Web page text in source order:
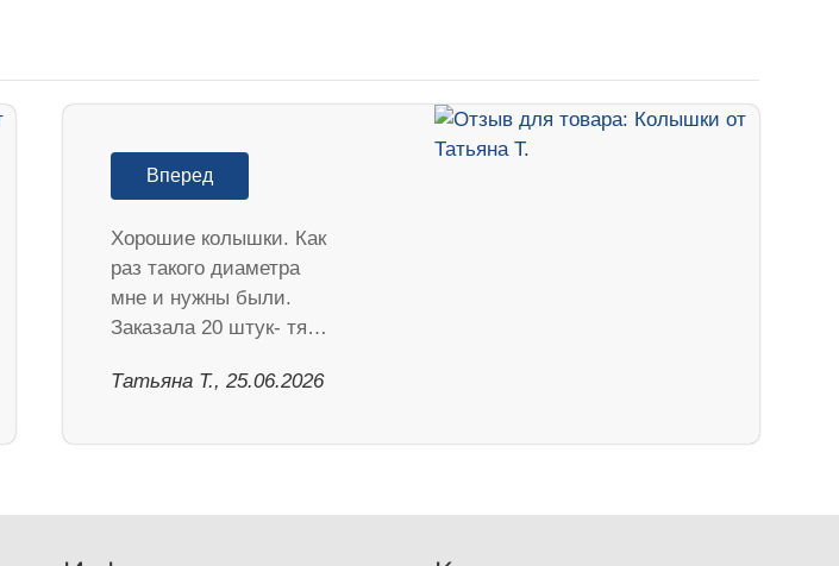
Вперед
Хорошие колышки. Как
раз такого диаметра
мне и нужны были.
Заказала 20 штук- тя…
Татьяна Т., 25.06.2026